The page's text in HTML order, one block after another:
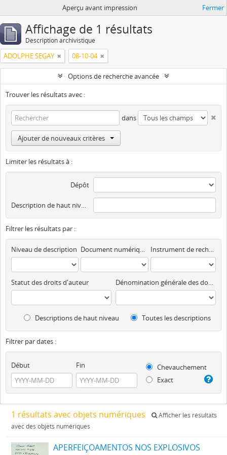
Aperçu avant impression Fermer
Affichage de 1 résultats
Description archivistique
ADOLPHE SEGAY 08-10-04
Options de recherche avancée
Trouver les résultats avec :
dans
Ajouter de nouveaux critères
Limiter les résultats à :
Dépôt
Description de haut niveau
Filtrer les résultats par :
Niveau de description Document numérique disponible Instrument de recherche
Statut des droits d'auteur Dénomination générale des documents
Descriptions de haut niveau Toutes les descriptions
Filtrer par dates :
Début Fin
Chevauchement
Exact
1 résultats avec objets numériques
Afficher les résultats
avec des objets numériques
APERFEIÇOAMENTOS NOS EXPLOSIVOS